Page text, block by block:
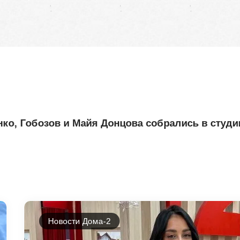
Гобозов и Майя Донцова собрались в
Новости Дома-2